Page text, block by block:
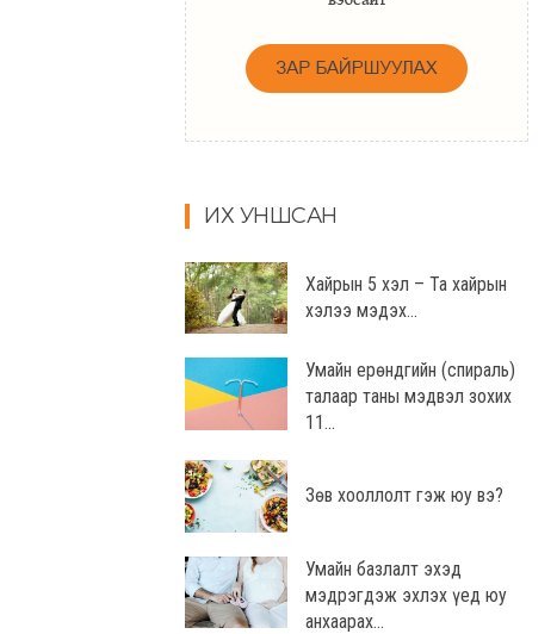
ИХ УНШСАН
Хайрын 5 хэл – Та хайрын
хэлээ мэдэх...
Умайн ерөндгийн (спираль)
талаар таны мэдвэл зохих
11...
Зөв хооллолт гэж юу вэ?
Умайн базлалт эхэд
мэдрэгдэж эхлэх үед юу
анхаарах...